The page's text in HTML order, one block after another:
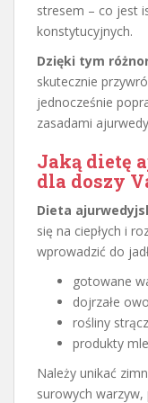
stresem – co jest
konstytucyjnych.
Dzięki tym
skutecznie
jednocześnie
zasadami
Jaką dietę
dla doszy
Dieta
się na ciepłych i
wprowadzić do
gotowane
dojrzałe
rośliny
produkty
Należy unikać
surowych